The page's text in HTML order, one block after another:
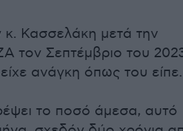
κ. Κασσελάκη μετά την
τον Σεπτέμβριο του
ανάγκη όπως του είπε.
το ποσό άμεσα, αυτό